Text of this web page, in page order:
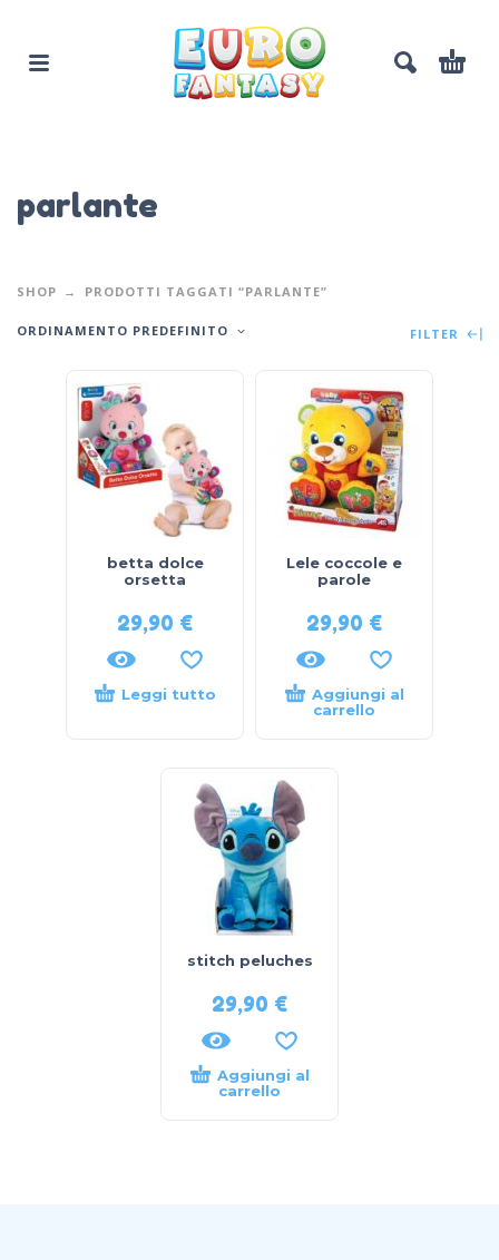
parlante
SHOP PRODOTTI TAGGATI “PARLANTE”
ORDINAMENTO PREDEFINITO FILTER
betta dolce
orsetta
29,90 €
Leggi tutto
Lele coccole e
parole
29,90 €
Aggiungi al
carrello
stitch peluches
29,90 €
Aggiungi al
carrello